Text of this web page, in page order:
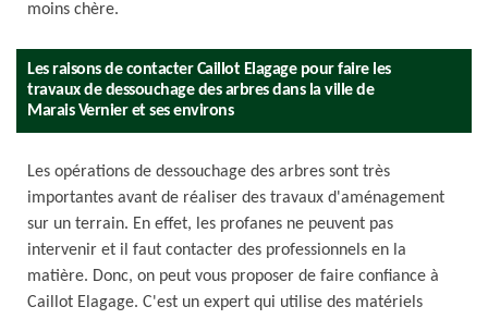
moins chère.
Les raisons de contacter Caillot Elagage pour faire les
travaux de dessouchage des arbres dans la ville de
Marais Vernier et ses environs
Les opérations de dessouchage des arbres sont très
importantes avant de réaliser des travaux d'aménagement
sur un terrain. En effet, les profanes ne peuvent pas
intervenir et il faut contacter des professionnels en la
matière. Donc, on peut vous proposer de faire confiance à
Caillot Elagage. C'est un expert qui utilise des matériels